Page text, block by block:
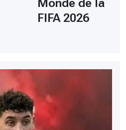
Monde de la
FIFA 2026